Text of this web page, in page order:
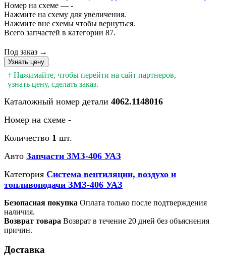
Номер на схеме — -
Нажмите на схему для увеличения.
Нажмите вне схемы чтобы вернуться.
Всего запчастей в категории 87.
Под заказ →
Узнать цену
↑ Нажимайте, чтобы перейти на сайт партнеров,
узнать цену, сделать заказ.
Каталожный номер детали 4062.1148016
Номер на схеме -
Количество 1 шт.
Авто Запчасти ЗМЗ-406 УАЗ
Категория Система вентиляции, воздухо и
топливоподачи ЗМЗ-406 УАЗ
Безопасная покупка Оплата только после подтверждения
наличия.
Возврат товара Возврат в течение 20 дней без объяснения
причин.
Доставка